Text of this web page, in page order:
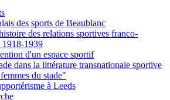
des sports de Beaublanc
des relations sportives franco-
1918-1939
d'un espace sportif
dans la littérature transnationale sportive
du stade"
à Leeds